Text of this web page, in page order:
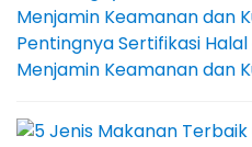
Pentingnya Sertifikasi Halal
Menjamin Keamanan dan